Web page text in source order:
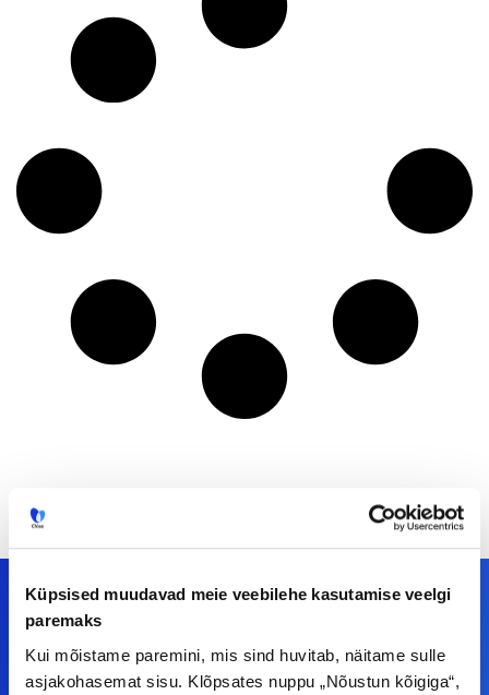
Küpsised muudavad meie veebilehe kasutamise veelgi
paremaks
Kui mõistame paremini, mis sind huvitab, näitame sulle
asjakohasemat sisu. Klõpsates nuppu „Nõustun kõigiga“,
Meiega leiad!